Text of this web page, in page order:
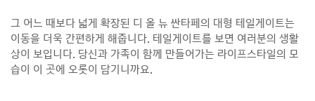
그 어느 때보다 넓게 확장된 디 올 뉴 싼타페의 대형 테일게이트는
이동을 더욱 간편하게 해줍니다. 테일게이트를 보면 여러분의 생활
상이 보입니다. 당신과 가족이 함께 만들어가는 라이프스타일의 모
습이 이 곳에 오롯이 담기니까요.